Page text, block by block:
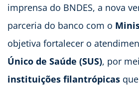
imprensa do BNDES, a nova
parceria do banco com o
objetiva fortalecer o
Único de Saúde (SUS), por
instituições filantrópicas